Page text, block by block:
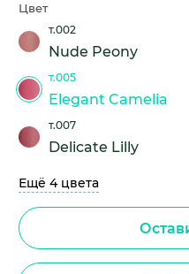
Цвет
т.002
Nude Peony
т.005
Elegant Camelia
т.007
Delicate Lilly
Ещё 4 цвета